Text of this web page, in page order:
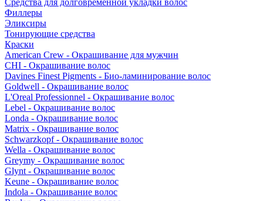
Средства для долговременной укладки волос
Филлеры
Эликсиры
Тонирующие средства
Краски
American Crew - Окрашивание для мужчин
CHI - Окрашивание волос
Davines Finest Pigments - Био-ламинирование волос
Goldwell - Окрашивание волос
L'Oreal Professionnel - Окрашивание волос
Lebel - Окрашивание волос
Londa - Окрашивание волос
Matrix - Окрашивание волос
Schwarzkopf - Окрашивание волос
Wella - Окрашивание волос
Greymy - Окрашивание волос
Glynt - Окрашивание волос
Keune - Окрашивание волос
Indola - Окрашивание волос